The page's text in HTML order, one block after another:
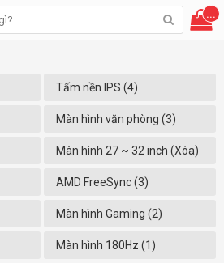
...
Tấm nền IPS (4)
Màn hình văn phòng (3)
Màn hình 27 ~ 32 inch (Xóa)
AMD FreeSync (3)
Màn hình Gaming (2)
Màn hình 180Hz (1)